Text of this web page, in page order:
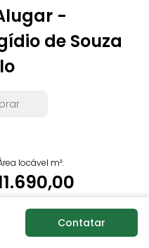
-
de Souza
locável m²:
mês:
Valor total mensal
(Aluguel)
R$ 584.500,00
Contatar